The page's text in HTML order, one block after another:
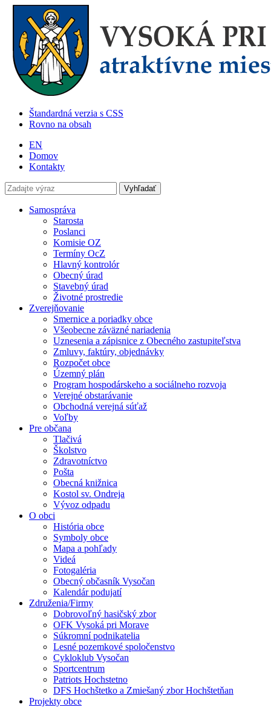
Štandardná verzia s CSS
Rovno na obsah
EN
Domov
Kontakty
Samospráva
Starosta
Poslanci
Komisie OZ
Termíny OcZ
Hlavný kontrolór
Obecný úrad
Stavebný úrad
Životné prostredie
Zverejňovanie
Smernice a poriadky obce
Všeobecne záväzné nariadenia
Uznesenia a zápisnice z Obecného zastupiteľstva
Zmluvy, faktúry, objednávky
Rozpočet obce
Územný plán
Program hospodárskeho a sociálneho rozvoja
Verejné obstarávanie
Obchodná verejná súťaž
Voľby
Pre občana
Tlačivá
Školstvo
Zdravotníctvo
Pošta
Obecná knižnica
Kostol sv. Ondreja
Vývoz odpadu
O obci
História obce
Symboly obce
Mapa a pohľady
Videá
Fotogaléria
Obecný občasník Vysočan
Kalendár podujatí
Združenia/Firmy
Dobrovoľný hasičský zbor
OFK Vysoká pri Morave
Súkromní podnikatelia
Lesné pozemkové spoločenstvo
Cykloklub Vysočan
Sportcentrum
Patriots Hochstetno
DFS Hochštetko a Zmiešaný zbor Hochštetňan
Projekty obce